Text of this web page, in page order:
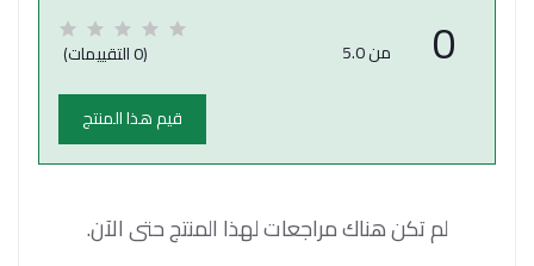
0 من 5.0 (0 التقييمات)
قيم هذا المنتج
لم تكن هناك مراجعات لهذا المنتج حتى الآن.